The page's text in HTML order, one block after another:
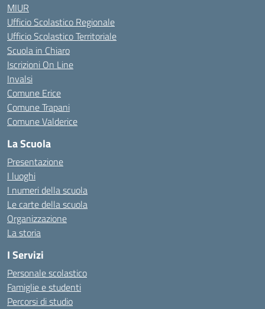
MIUR
Ufficio Scolastico Regionale
Ufficio Scolastico Territoriale
Scuola in Chiaro
Iscrizioni On Line
Invalsi
Comune Erice
Comune Trapani
Comune Valderice
La Scuola
Presentazione
I luoghi
I numeri della scuola
Le carte della scuola
Organizzazione
La storia
I Servizi
Personale scolastico
Famiglie e studenti
Percorsi di studio